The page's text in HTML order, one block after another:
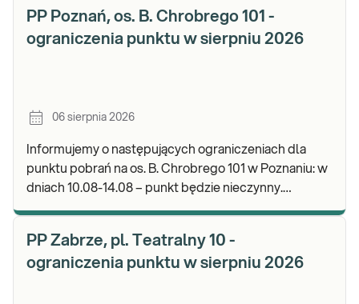
PP Poznań, os. B. Chrobrego 101 -
ograniczenia punktu w sierpniu 2026
06 sierpnia 2026
Informujemy o następujących ograniczeniach dla
punktu pobrań na os. B. Chrobrego 101 w Poznaniu: w
dniach 10.08-14.08 – punkt będzie nieczynny.
PP Zabrze, pl. Teatralny 10 -
ograniczenia punktu w sierpniu 2026